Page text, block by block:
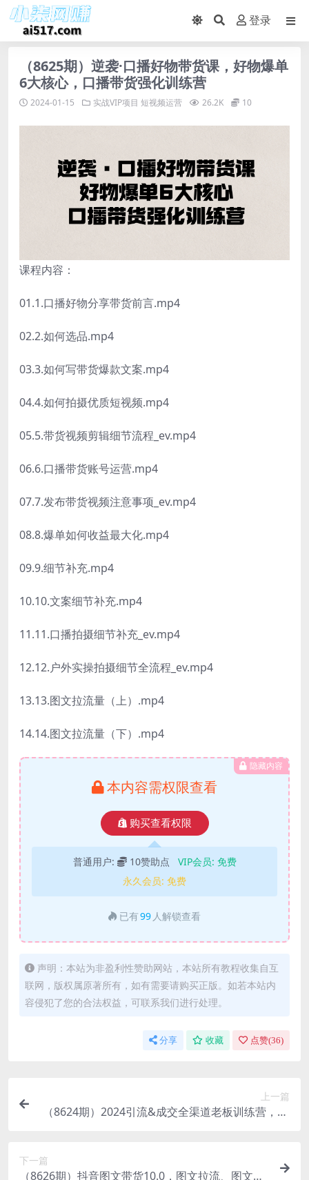
登录
（8625期）逆袭·口播好物带货课，好物爆单
6大核心，口播带货强化训练营
2024-01-15 实战VIP项目 短视频运营 26.2K 10
课程内容：
01.1.口播好物分享带货前言.mp4
02.2.如何选品.mp4
03.3.如何写带货爆款文案.mp4
04.4.如何拍摄优质短视频.mp4
05.5.带货视频剪辑细节流程_ev.mp4
06.6.口播带货账号运营.mp4
07.7.发布带货视频注意事项_ev.mp4
08.8.爆单如何收益最大化.mp4
09.9.细节补充.mp4
10.10.文案细节补充.mp4
11.11.口播拍摄细节补充_ev.mp4
12.12.户外实操拍摄细节全流程_ev.mp4
13.13.图文拉流量（上）.mp4
14.14.图文拉流量（下）.mp4
隐藏内容
本内容需权限查看
购买查看权限
普通用户: 10赞助点 VIP会员: 免费
永久会员: 免费
已有99 人解锁查看
声明：本站为非盈利性赞助网站，本站所有教程收集自互
联网，版权属原著所有，如有需要请购买正版。如若本站内
容侵犯了您的合法权益，可联系我们进行处理。
分享 收藏 点赞(36)
上一篇
（8624期）2024引流&成交全渠道老板训练营，55
下一篇
（8626期）抖音图文带货10.0，图文拉流、图文剪